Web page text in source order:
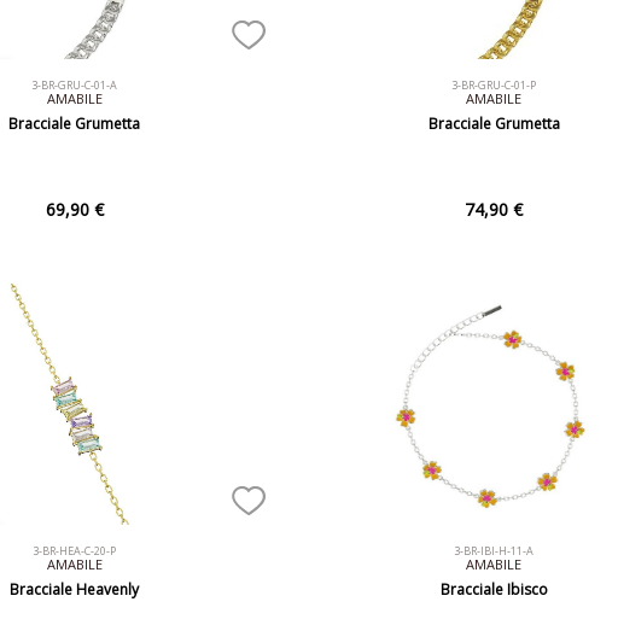
3-BR-GRU-C-01-A
AMABILE
Bracciale Grumetta
69,90 €
3-BR-GRU-C-01-P
AMABILE
Bracciale Grumetta
74,90 €
3-BR-HEA-C-20-P
AMABILE
Bracciale Heavenly
3-BR-IBI-H-11-A
AMABILE
Bracciale Ibisco